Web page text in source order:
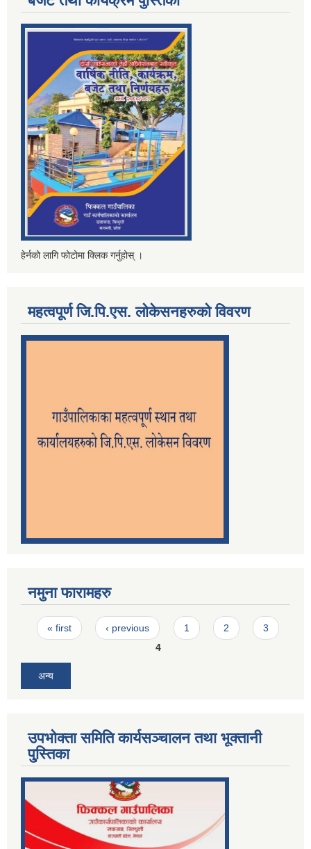
हेर्नको लागि फोटोमा क्लिक गर्नुहोस् ।
महत्वपूर्ण जि.पि.एस. लोकेसनहरुको विवरण
नमुना फारामहरु
Pages
« first ‹ previous 1 2
3
4
अन्य
उपभोक्ता समिति कार्यसञ्चालन तथा भूक्तानी
पु्स्तिका